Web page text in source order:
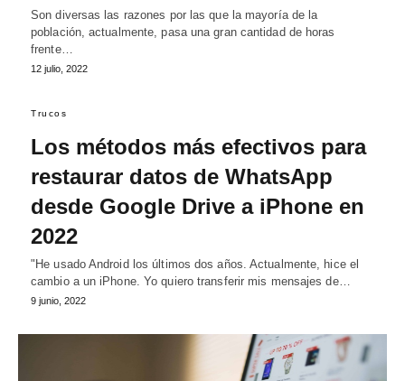
Son diversas las razones por las que la mayoría de la
población, actualmente, pasa una gran cantidad de horas
frente…
12 julio, 2022
Trucos
Los métodos más efectivos para
restaurar datos de WhatsApp
desde Google Drive a iPhone en
2022
"He usado Android los últimos dos años. Actualmente, hice el
cambio a un iPhone. Yo quiero transferir mis mensajes de…
9 junio, 2022